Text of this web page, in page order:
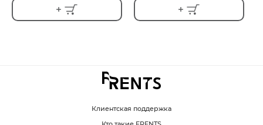
Клиентская поддержка